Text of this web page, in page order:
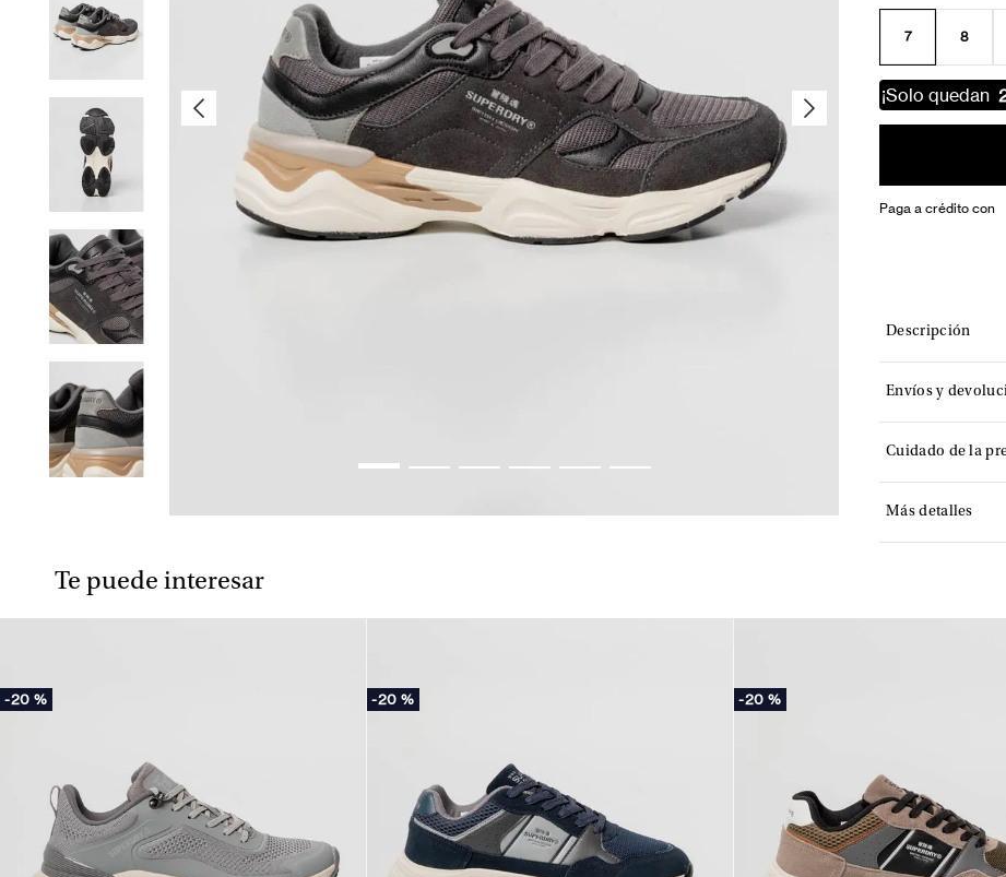
7 8
¡Solo quedan
Paga a crédito con
Descripción
Envíos y
Cuidado de la
Más detalles
Te puede interesar
-20 % -20 % -20 %